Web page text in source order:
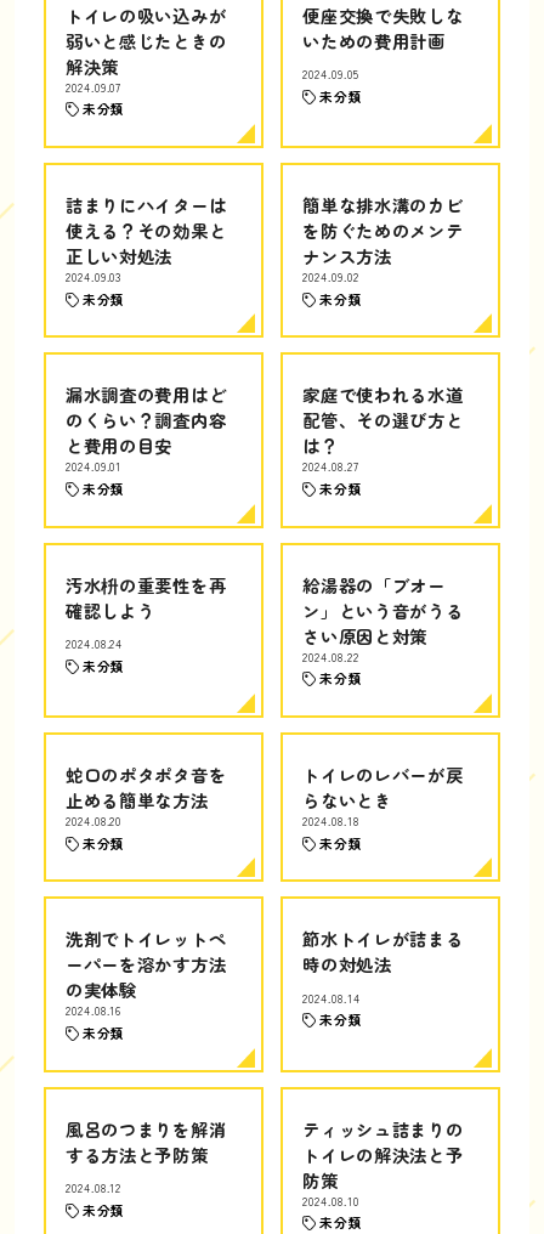
トイレの吸い込みが
弱いと感じたときの
解決策
2024.09.07
未分類
便座交換で失敗しな
いための費用計画
2024.09.05
未分類
詰まりにハイターは
使える？その効果と
正しい対処法
2024.09.03
未分類
簡単な排水溝のカビ
を防ぐためのメンテ
ナンス方法
2024.09.02
未分類
漏水調査の費用はど
のくらい？調査内容
と費用の目安
2024.09.01
未分類
家庭で使われる水道
配管、その選び方と
は？
2024.08.27
未分類
汚水枡の重要性を再
確認しよう
2024.08.24
未分類
給湯器の「ブオー
ン」という音がうる
さい原因と対策
2024.08.22
未分類
蛇口のポタポタ音を
止める簡単な方法
2024.08.20
未分類
トイレのレバーが戻
らないとき
2024.08.18
未分類
洗剤でトイレットペ
ーパーを溶かす方法
の実体験
2024.08.16
未分類
節水トイレが詰まる
時の対処法
2024.08.14
未分類
風呂のつまりを解消
する方法と予防策
2024.08.12
未分類
ティッシュ詰まりの
トイレの解決法と予
防策
2024.08.10
未分類